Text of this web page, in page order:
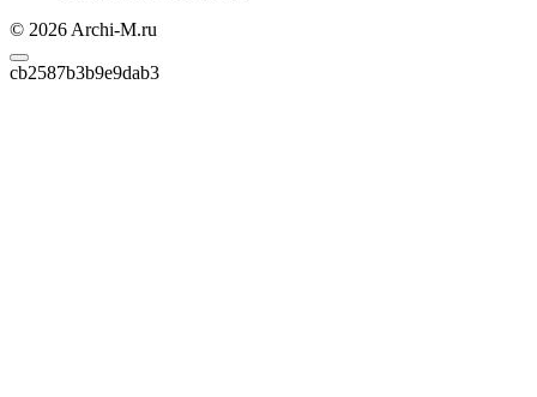
© 2026 Archi-M.ru
cb2587b3b9e9dab3